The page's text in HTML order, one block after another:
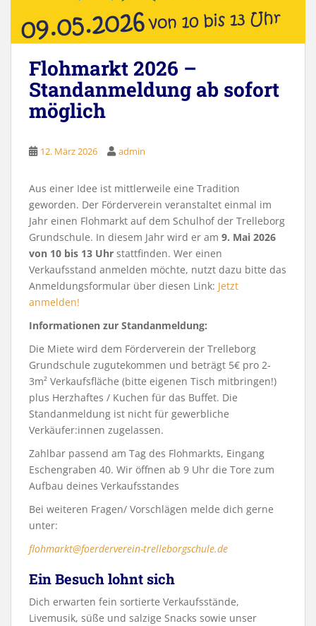
Flohmarkt 2026 –
Standanmeldung ab sofort
möglich
12. März 2026 admin
Aus einer Idee ist mittlerweile eine Tradition
geworden. Der Förderverein veranstaltet einmal im
Jahr einen Flohmarkt auf dem Schulhof der Trelleborg
Grundschule. In diesem Jahr wird er am 9. Mai 2026
von 10 bis 13 Uhr stattfinden. Wer einen
Verkaufsstand anmelden möchte, nutzt dazu bitte das
Anmeldungsformular über diesen Link: Jetzt
anmelden!
Informationen zur Standanmeldung:
Die Miete wird dem Förderverein der Trelleborg
Grundschule zugutekommen und beträgt 5€ pro 2-
3m² Verkaufsfläche (bitte eigenen Tisch mitbringen!)
plus Herzhaftes / Kuchen für das Buffet. Die
Standanmeldung ist nicht für gewerbliche
Verkäufer:innen zugelassen.
Zahlbar passend am Tag des Flohmarkts, Eingang
Eschengraben 40. Wir öffnen ab 9 Uhr die Tore zum
Aufbau deines Verkaufsstandes
Bei weiteren Fragen/ Vorschlägen melde dich gerne
unter:
flohmarkt@foerderverein-trelleborgschule.de
Ein Besuch lohnt sich
Dich erwarten fein sortierte Verkaufsstände,
Livemusik, süße und salzige Snacks sowie unser